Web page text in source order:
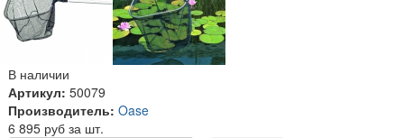
В наличии
Артикул: 50079
Производитель: Oase
6 895 руб за шт.